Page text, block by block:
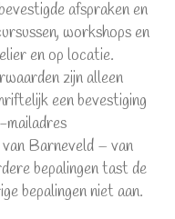
afspraken en
workshops en
en op locatie.
zijn alleen
een bevestiging
mailadres
Barneveld – van
bepalingen tast de
bepalingen niet aan.